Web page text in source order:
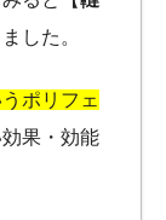
した。
ポリフェ
果・効能